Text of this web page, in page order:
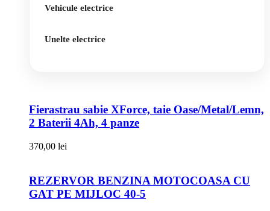
Vehicule electrice
Unelte electrice
Fierastrau sabie XForce, taie Oase/Metal/Lemn,
2 Baterii 4Ah, 4 panze
370,00 lei
REZERVOR BENZINA MOTOCOASA CU
GAT PE MIJLOC 40-5